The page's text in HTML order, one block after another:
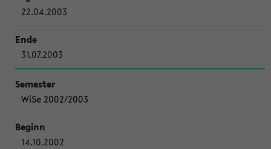
22.04.2003
31.07.2003
WiSe 2002/2003
14.10.2002